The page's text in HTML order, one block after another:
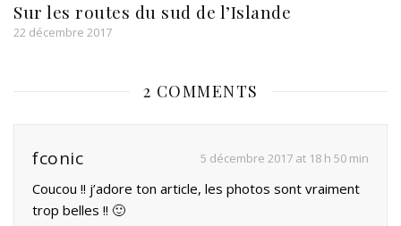
Sur les routes du sud de l’Islande
22 décembre 2017
2 COMMENTS
fconic 5 décembre 2017 at 18 h 50 min
Coucou !! j’adore ton article, les photos sont vraiment
trop belles !! 🙂